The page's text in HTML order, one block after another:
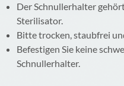
Der Schnullerhalter
Sterilisator.
Bitte trocken, staubfrei
Befestigen Sie keine
Schnullerhalter.